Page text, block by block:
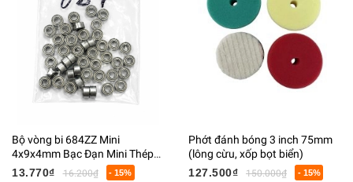
Bộ vòng bi 684ZZ Mini
4x9x4mm Bạc Đạn Mini Thép
Không Gỉ
13.770₫ 16.200₫ - 15%
Phớt đánh bóng 3 inch 75mm
(lông cừu, xốp bọt biển)
127.500₫
150.000₫ - 15%